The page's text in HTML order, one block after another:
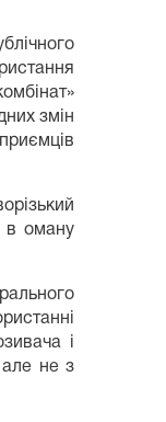
змін
в оману
і
але не з